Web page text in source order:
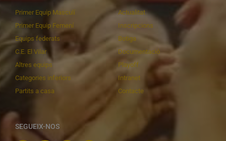
Primer Equip Masculí
Primer Equip Femení
Equips federats
C.E. El Vilar
Altres equips
Categories inferiors
Partits a casa
Actualitat
Inscripcions
Botiga
Documentació
Playoff
Intranet
Contacte
SEGUEIX-NOS